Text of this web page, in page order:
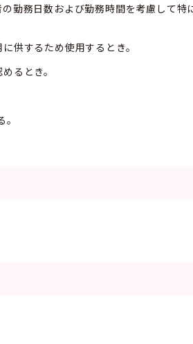
勤務日数および勤務時間を考慮して
供するため使用するとき。
るとき。